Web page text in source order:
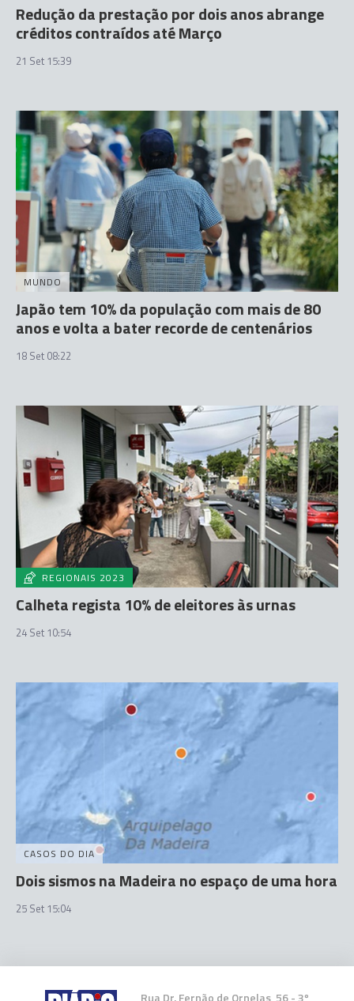
Redução da prestação por dois anos abrange
créditos contraídos até Março
21 Set 15:39
MUNDO
Japão tem 10% da população com mais de 80
anos e volta a bater recorde de centenários
18 Set 08:22
REGIONAIS 2023
Calheta regista 10% de eleitores às urnas
24 Set 10:54
CASOS DO DIA
Dois sismos na Madeira no espaço de uma hora
25 Set 15:04
Rua Dr. Fernão de Ornelas, 56 - 3º